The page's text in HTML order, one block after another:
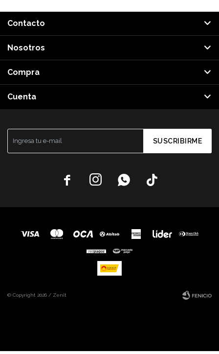
SUSCRIBIRME
   
Contacto
Nosotros
Compra
Cuenta
© Copyright 2026 / Zenit